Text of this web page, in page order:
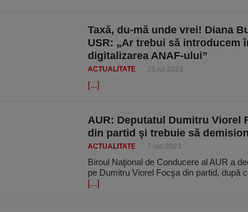
Taxă, du-mă unde vrei! Diana
USR: „Ar trebui să introducem
digitalizarea ANAF-ului”
ACTUALITATE 25 iul 2023
[...]
AUR: Deputatul Dumitru Viorel
din partid şi trebuie să
ACTUALITATE 7 ian 2023
Biroul Naţional de Conducere al AUR a
pe Dumitru Viorel Focşa din partid, după
[...]